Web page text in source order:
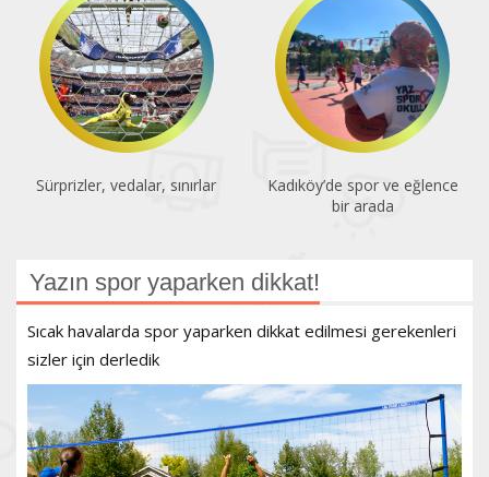
Sürprizler, vedalar, sınırlar
Kadıköy’de spor ve eğlence
bir arada
Yazın spor yaparken dikkat!
Sıcak havalarda spor yaparken dikkat edilmesi gerekenleri
sizler için derledik